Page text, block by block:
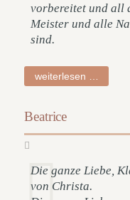
vorbereitet und all
Meister und alle
sind.
weiterlesen …
Beatrice
Die ganze Liebe,
von Christa.